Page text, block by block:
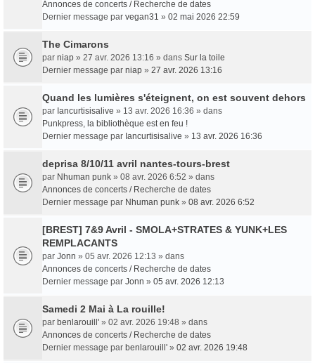
Annonces de concerts / Recherche de dates
Dernier message par vegan31 » 02 mai 2026 22:59
The Cimarons
par niap » 27 avr. 2026 13:16 » dans Sur la toile
Dernier message par niap » 27 avr. 2026 13:16
Quand les lumières s'éteignent, on est souvent dehors
par Iancurtisisalive » 13 avr. 2026 16:36 » dans
Punkpress, la bibliothèque est en feu !
Dernier message par Iancurtisisalive » 13 avr. 2026 16:36
deprisa 8/10/11 avril nantes-tours-brest
par Nhuman punk » 08 avr. 2026 6:52 » dans
Annonces de concerts / Recherche de dates
Dernier message par Nhuman punk » 08 avr. 2026 6:52
[BREST] 7&9 Avril - SMOLA+STRATES & YUNK+LES
REMPLACANTS
par Jonn » 05 avr. 2026 12:13 » dans
Annonces de concerts / Recherche de dates
Dernier message par Jonn » 05 avr. 2026 12:13
Samedi 2 Mai à La rouille!
par benlarouill' » 02 avr. 2026 19:48 » dans
Annonces de concerts / Recherche de dates
Dernier message par benlarouill' » 02 avr. 2026 19:48